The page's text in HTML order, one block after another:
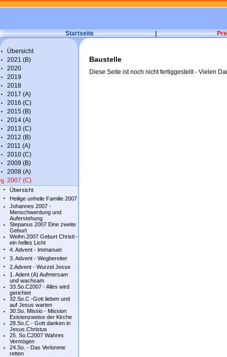
Startseite |
Übersicht
2021 (B)
2020
2019
2018
2017 (A)
2016 (C)
2015 (B)
2014 (A)
2013 (C)
2012 (B)
2011 (A)
2010 (C)
2009 (B)
2008 (A)
2007 (C)
Übersicht
Heilige unheile Familie 2007
Johannes 2007 -
Menschwerdung und
Auferstehung
Stepanus 2007 Eine zweite
Geburt
Weihn.2007 Geburt Christi -
ein helles Licht
4. Advent - Immanuel
3. Advent - Wegbereiter
2.Advent - Wurzel Jesse
1. Adent (A) Aufmersam
und wachsam
33.So.C2007 - Alles wird
gerichtet
32.So.C -Gott lieben und
auf Jesus warten
30.So. Missio - Mission
Existenzweise der Kirche
28.So.C - Gott danken in
Jesus Christus
25. So.C2007 Wahres
Vermögen
24.So. - Das Verlorene
retten
Baustelle
Diese Seite ist noch nicht fertiggestellt - Vielen